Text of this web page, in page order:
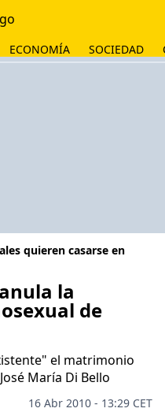
ECONOMÍA SOCIEDAD
quieren casarse en
la
de
el matrimonio
María Di Bello
16 Abr 2010 - 13:29 CET